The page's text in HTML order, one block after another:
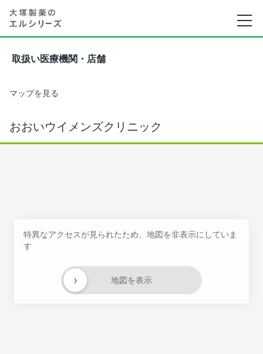
取扱い医療機関・店舗
マップを見る
おおいウイメンズクリニック
特異なアクセスが見られたため、地図を非表示にしていま
す
地図を表示
›